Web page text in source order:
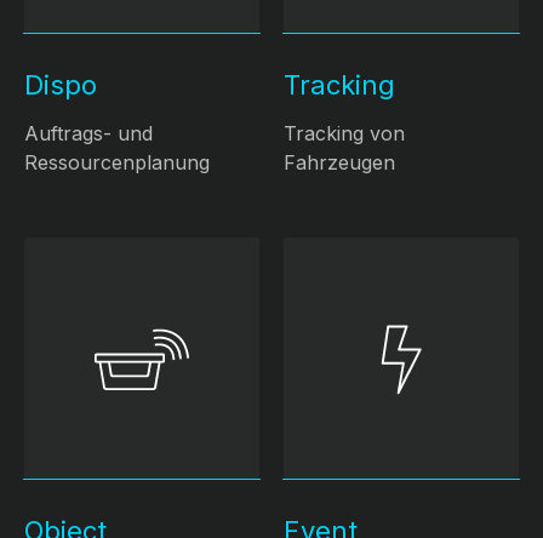
Dispo
Auftrags- und
Ressourcenplanung
Tracking
Tracking von
Fahrzeugen
Object Event